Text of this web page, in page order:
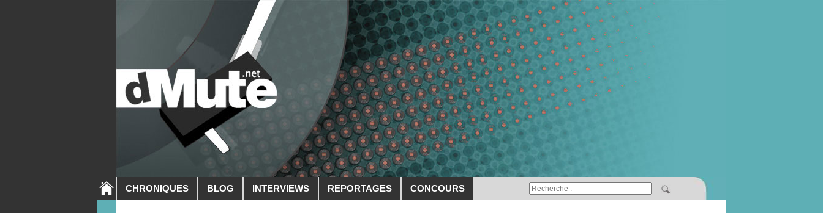
CHRONIQUES BLOG INTERVIEWS REPORTAGES CONCOURS